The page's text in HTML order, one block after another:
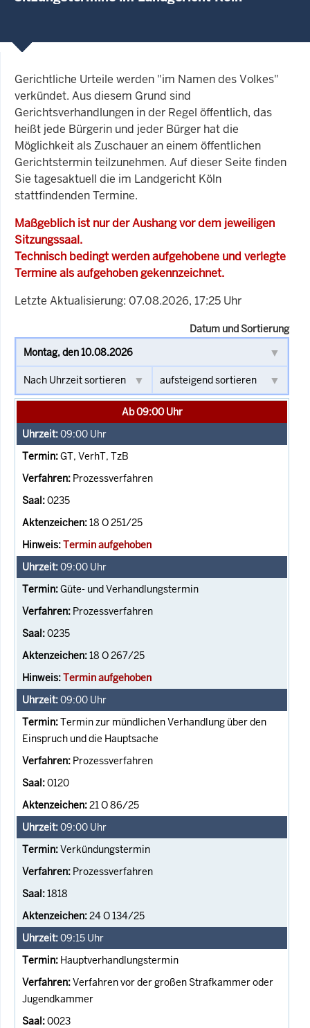
Gerichtliche Urteile werden "im Namen des Volkes"
verkündet. Aus diesem Grund sind
Gerichtsverhandlungen in der Regel öffentlich, das
heißt jede Bürgerin und jeder Bürger hat die
Möglichkeit als Zuschauer an einem öffentlichen
Gerichtstermin teilzunehmen. Auf dieser Seite finden
Sie tagesaktuell die im Landgericht Köln
stattfindenden Termine.
Maßgeblich ist nur der Aushang vor dem jeweiligen
Sitzungssaal.
Technisch bedingt werden aufgehobene und verlegte
Termine als aufgehoben gekennzeichnet.
Letzte Aktualisierung: 07.08.2026, 17:25 Uhr
Datum und Sortierung
Ab 09:00 Uhr
09:00 Uhr
GT, VerhT, TzB
Prozessverfahren
0235
18 O 251/25
Termin aufgehoben
09:00 Uhr
Güte- und Verhandlungstermin
Prozessverfahren
0235
18 O 267/25
Termin aufgehoben
09:00 Uhr
Termin zur mündlichen Verhandlung über den
Einspruch und die Hauptsache
Prozessverfahren
0120
21 O 86/25
09:00 Uhr
Verkündungstermin
Prozessverfahren
1818
24 O 134/25
09:15 Uhr
Hauptverhandlungstermin
Verfahren vor der großen Strafkammer oder
Jugendkammer
0023